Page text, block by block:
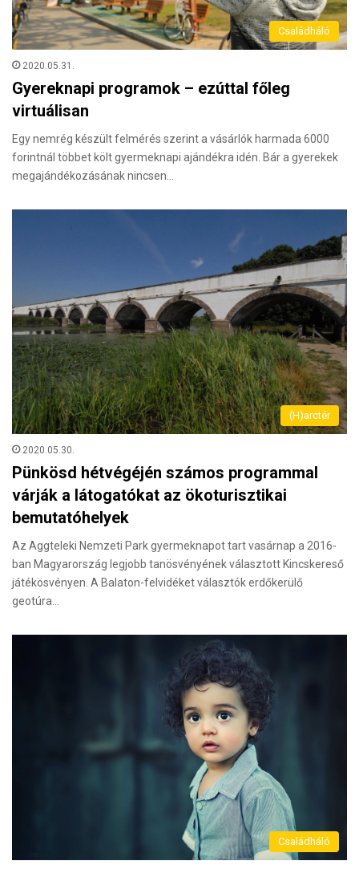
Családháló
2020.05.31.
Gyereknapi programok – ezúttal főleg
virtuálisan
Egy nemrég készült felmérés szerint a vásárlók harmada 6000
forintnál többet költ gyermeknapi ajándékra idén. Bár a gyerekek
megajándékozásának nincsen…
(H)arctér
2020.05.30.
Pünkösd hétvégéjén számos programmal
várják a látogatókat az ökoturisztikai
bemutatóhelyek
Az Aggteleki Nemzeti Park gyermeknapot tart vasárnap a 2016-
ban Magyarország legjobb tanösvényének választott Kincskereső
játékösvényen. A Balaton-felvidéket választók erdőkerülő
geotúra…
Családháló